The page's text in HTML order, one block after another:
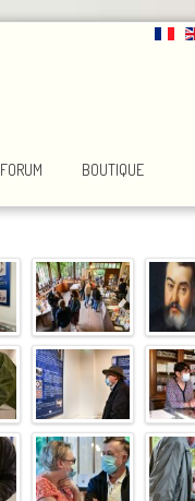
FORUM BOUTIQUE